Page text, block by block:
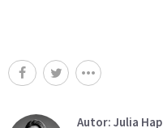
Autor: Julia Hap